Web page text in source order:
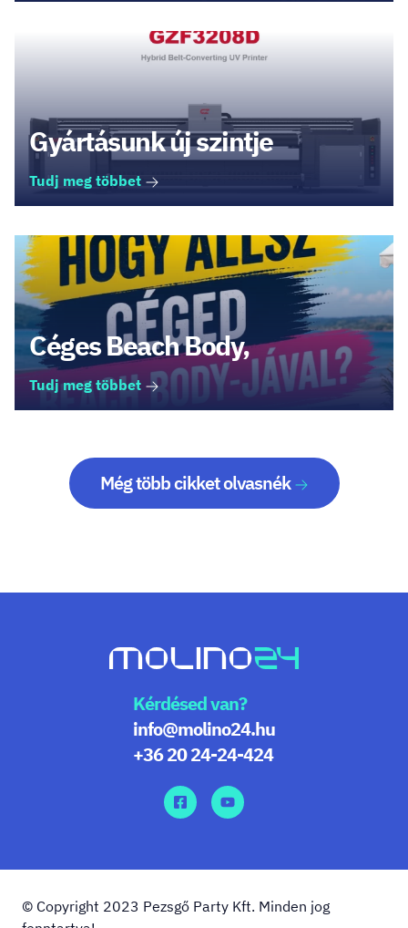
Gyártásunk új szintje
Tudj meg többet
Céges Beach Body,
Tudj meg többet
Még több cikket olvasnék
Kérdésed van?
info@molino24.hu
+36 20 24-24-424
© Copyright 2023 Pezsgő Party Kft. Minden jog